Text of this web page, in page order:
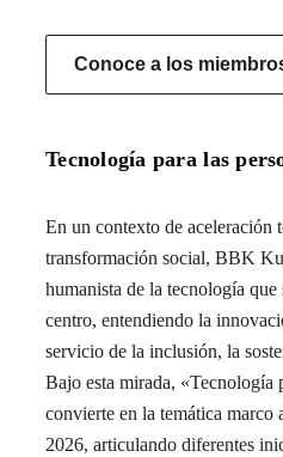
Conoce a los
Tecnología para las
En un contexto de aceleración
transformación social, BBK
humanista de la tecnología que
centro, entendiendo la
servicio de la inclusión, la
Bajo esta mirada, «Tecnología
convierte en la temática
2026, articulando diferentes